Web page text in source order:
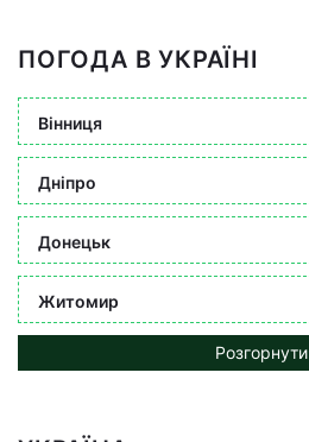
ПОГОДА В УКРАЇНІ
Вінниця
Дніпро
Донецьк
Житомир
Розгорнути